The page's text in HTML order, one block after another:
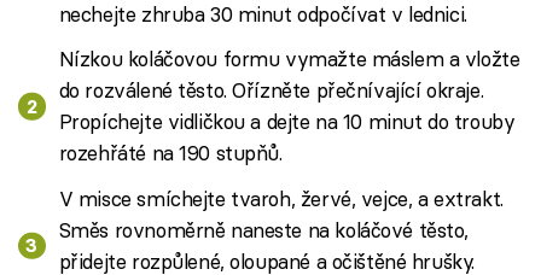
nechejte zhruba 30 minut odpočívat v lednici.
Nízkou koláčovou formu vymažte máslem a vložte
do rozválené těsto. Ořízněte přečnívající okraje.
Propíchejte vidličkou a dejte na 10 minut do trouby
rozehřáté na 190 stupňů.
V misce smíchejte tvaroh, žervé, vejce, a extrakt.
Směs rovnoměrně naneste na koláčové těsto,
přidejte rozpůlené, oloupané a očištěné hrušky.